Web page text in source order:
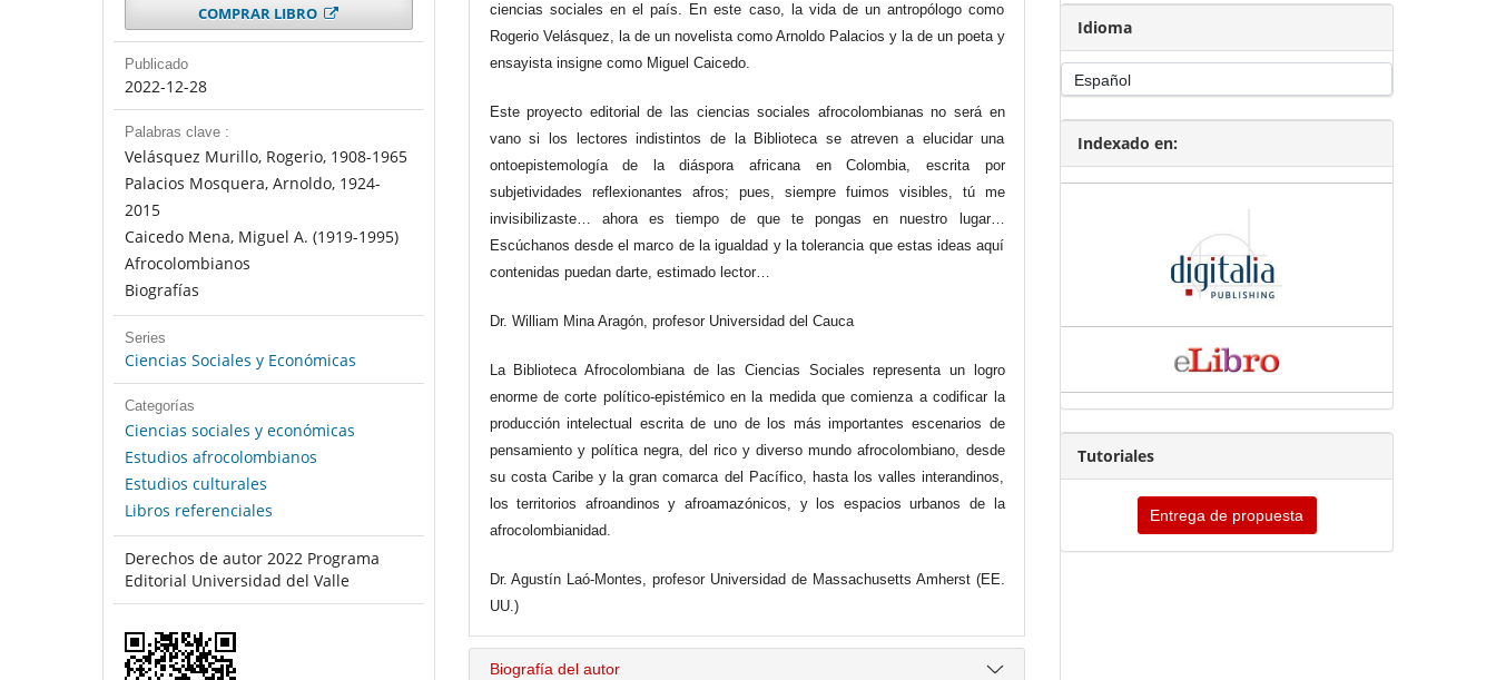
COMPRAR LIBRO
Publicado
2022-12-28
Palabras clave :
Velásquez Murillo, Rogerio, 1908-1965
Palacios Mosquera, Arnoldo, 1924-
2015
Caicedo Mena, Miguel A. (1919-1995)
Afrocolombianos
Biografías
Series
Ciencias Sociales y Económicas
Categorías
Ciencias sociales y económicas
Estudios afrocolombianos
Estudios culturales
Libros referenciales
Derechos de autor 2022 Programa
Editorial Universidad del Valle
ciencias sociales en el país. En este caso, la vida de un antropólogo como
Rogerio Velásquez, la de un novelista como Arnoldo Palacios y la de un poeta y
ensayista insigne como Miguel Caicedo.
Este proyecto editorial de las ciencias sociales afrocolombianas no será en
vano si los lectores indistintos de la Biblioteca se atreven a elucidar una
ontoepistemología de la diáspora africana en Colombia, escrita por
subjetividades reflexionantes afros; pues, siempre fuimos visibles, tú me
invisibilizaste… ahora es tiempo de que te pongas en nuestro lugar…
Escúchanos desde el marco de la igualdad y la tolerancia que estas ideas aquí
contenidas puedan darte, estimado lector…
Dr. William Mina Aragón, profesor Universidad del Cauca
La Biblioteca Afrocolombiana de las Ciencias Sociales representa un logro
enorme de corte político-epistémico en la medida que comienza a codificar la
producción intelectual escrita de uno de los más importantes escenarios de
pensamiento y política negra, del rico y diverso mundo afrocolombiano, desde
su costa Caribe y la gran comarca del Pacífico, hasta los valles interandinos,
los territorios afroandinos y afroamazónicos, y los espacios urbanos de la
afrocolombianidad.
Dr. Agustín Laó-Montes, profesor Universidad de Massachusetts Amherst (EE.
UU.)
Biografía del autor
Idioma
Indexado en:
Tutoriales
Entrega de propuesta